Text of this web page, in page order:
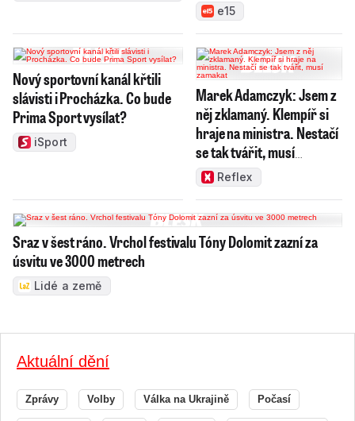
e15
Nový sportovní kanál křtili
slávisti i Procházka. Co bude
Prima Sport vysílat?
iSport
Marek Adamczyk: Jsem z
něj zklamaný. Klempíř si
hraje na ministra. Nestačí
se tak tvářit, musí
zamakat
Reflex
Sraz v šest ráno. Vrchol festivalu Tóny Dolomit zazní za
úsvitu ve 3000 metrech
Lidé a země
Aktuální dění
Zprávy Volby Válka na Ukrajině Počasí